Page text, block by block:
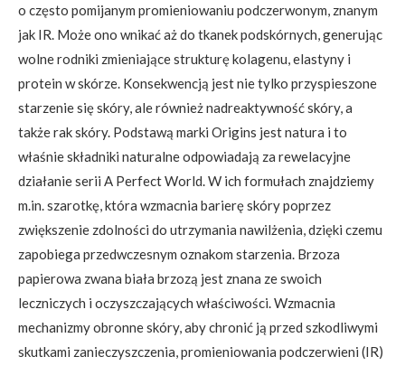
o często pomijanym promieniowaniu podczerwonym, znanym
jak IR. Może ono wnikać aż do tkanek podskórnych, generując
wolne rodniki zmieniające strukturę kolagenu, elastyny i
protein w skórze. Konsekwencją jest nie tylko przyspieszone
starzenie się skóry, ale również nadreaktywność skóry, a
także rak skóry. Podstawą marki Origins jest natura i to
właśnie składniki naturalne odpowiadają za rewelacyjne
działanie serii A Perfect World. W ich formułach znajdziemy
m.in. szarotkę, która wzmacnia barierę skóry poprzez
zwiększenie zdolności do utrzymania nawilżenia, dzięki czemu
zapobiega przedwczesnym oznakom starzenia. Brzoza
papierowa zwana biała brzozą jest znana ze swoich
leczniczych i oczyszczających właściwości. Wzmacnia
mechanizmy obronne skóry, aby chronić ją przed szkodliwymi
skutkami zanieczyszczenia, promieniowania podczerwieni (IR)